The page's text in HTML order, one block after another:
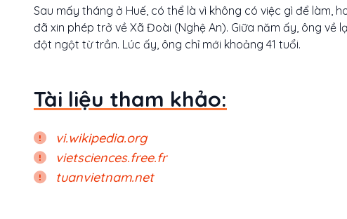
Sau mấy tháng ở Huế, có thể là vì không có việc gì để làm,
đã xin phép trở về Xã Đoài (Nghệ An). Giữa năm ấy, ông về
đột ngột từ trần. Lúc ấy, ông chỉ mới khoảng 41 tuổi.
Tài liệu tham khảo:
vi.wikipedia.org
vietsciences.free.fr
tuanvietnam.net